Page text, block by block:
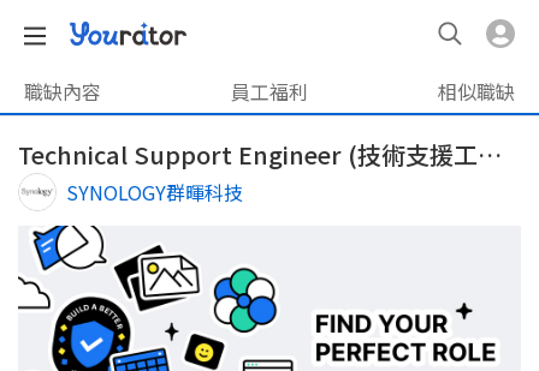
職缺內容 員工福利 相似職缺
Technical Support Engineer (技術支援工程師 - 午晚班)
SYNOLOGY群暉科技